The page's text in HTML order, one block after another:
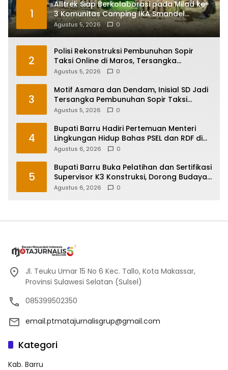
1
Alltrek Siap Berkolaborasi pada Milad ke-
3 Komunitas Camping IKA Smandel
Makassar di Malino
Agustus 5, 2026 0
2
Polisi Rekonstruksi Pembunuhan Sopir
Taksi Online di Maros, Tersangka
Peragakan 24 Adegan
Agustus 5, 2026 0
3
Motif Asmara dan Dendam, Inisial SD Jadi
Tersangka Pembunuhan Sopir Taksi
Online di Maros
Agustus 5, 2026 0
4
Bupati Barru Hadiri Pertemuan Menteri
Lingkungan Hidup Bahas PSEL dan RDF di
Sulsel
Agustus 6, 2026 0
5
Bupati Barru Buka Pelatihan dan Sertifikasi
Supervisor K3 Konstruksi, Dorong Budaya
Zero Accident
Agustus 6, 2026 0
Jl. Teuku Umar 15 No 6 Kec. Tallo, Kota Makassar,
Provinsi Sulawesi Selatan (Sulsel)
085399502350
email.ptmatajurnalisgrup@gmail.com
Kategori
Kab. Barru